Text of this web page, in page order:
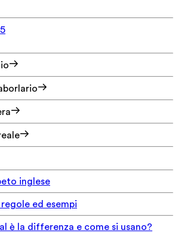
inglese
ed esempi
è la differenza e come si usano?